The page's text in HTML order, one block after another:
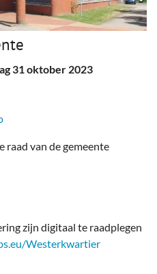
31 oktober 2023
raad van de gemeente
zijn digitaal te raadplegen
Westerkwartier